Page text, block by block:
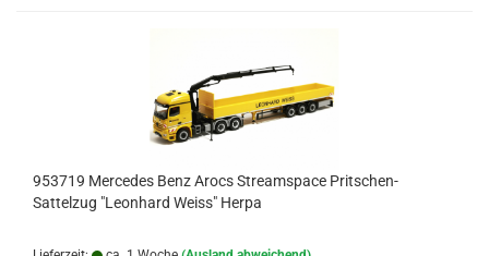
953719 Mercedes Benz Arocs Streamspace Pritschen-
Sattelzug "Leonhard Weiss" Herpa